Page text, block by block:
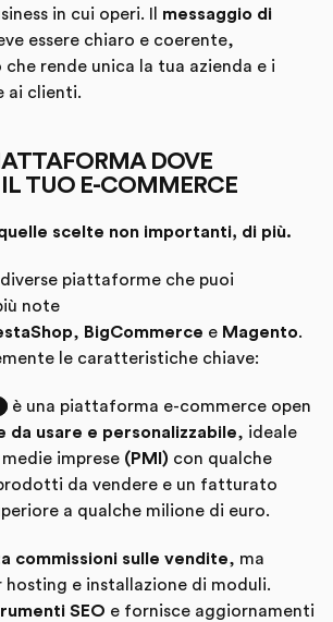
in cui operi. Il messaggio di
essere chiaro e coerente,
rende unica la tua azienda e i
ai clienti.
DOVE
TUO E-COMMERCE
scelte non importanti, di più.
diverse piattaforme che puoi
note
, BigCommerce e Magento.
le caratteristiche chiave:
è una piattaforma e-commerce open
da usare e personalizzabile, ideale
imprese (PMI) con qualche
da vendere e un fatturato
a qualche milione di euro.
commissioni sulle vendite, ma
hosting e installazione di moduli.
SEO e fornisce aggiornamenti